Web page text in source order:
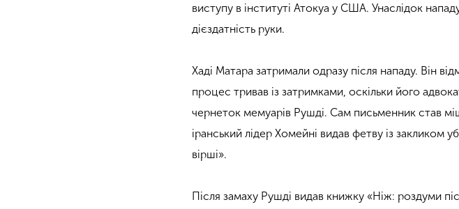
виступу в інституті Атокуа у США. Унаслідок
дієздатність руки.
Хаді Матара затримали одразу після нападу. Він
процес тривав із затримками, оскільки його
чернеток мемуарів Рушді. Сам письменник став
іранський лідер Хомейні видав фетву із закликом
вірші».
Після замаху Рушді видав книжку «Ніж: роздуми